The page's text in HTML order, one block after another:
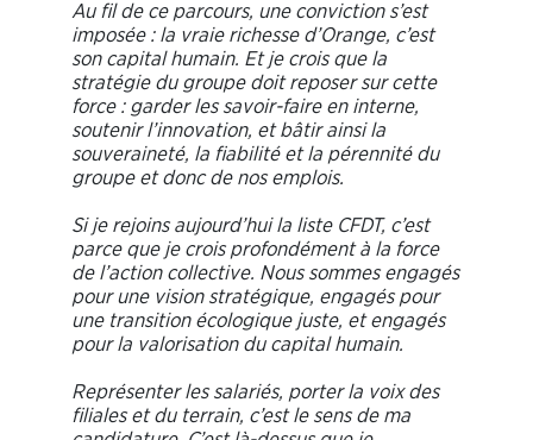
Au fil de ce parcours, une conviction s’est
imposée : la vraie richesse d’Orange, c’est
son capital humain. Et je crois que la
stratégie du groupe doit reposer sur cette
force : garder les savoir-faire en interne,
soutenir l’innovation, et bâtir ainsi la
souveraineté, la fiabilité et la pérennité du
groupe et donc de nos emplois.
Si je rejoins aujourd’hui la liste CFDT, c’est
parce que je crois profondément à la force
de l’action collective. Nous sommes engagés
pour une vision stratégique, engagés pour
une transition écologique juste, et engagés
pour la valorisation du capital humain.
Représenter les salariés, porter la voix des
filiales et du terrain, c’est le sens de ma